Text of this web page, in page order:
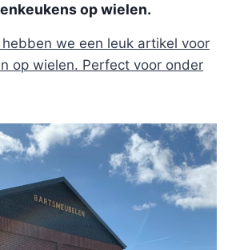
op wielen.
we een leuk artikel voor
op wielen. Perfect voor onder